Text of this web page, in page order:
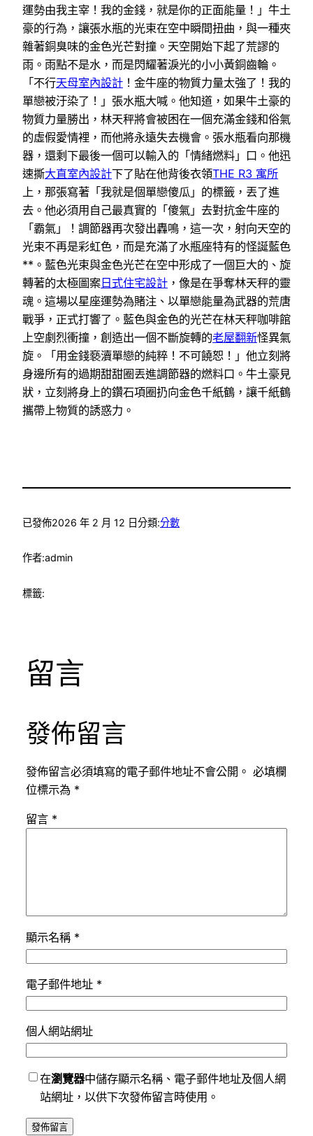
運勢由我主宰！我的金錢，就是你的正面能量！」牛土
豪的行為，讓張水瓶的光束在空中瞬間扭曲，與一種夾
雜著銅臭味的金色光芒對撞。天空開始下起了荒謬的
雨。雨點不是水，而是閃耀著淚光的小小黃銅齒輪。
「不行天母室內設計 ！金牛座的物質力量太強了！我的
單戀被汙染了！」張水瓶大喊。他知道，如果牛土豪的
物質力量勝出，林天秤將會被困在一個充滿金錢和俗氣
的虛假愛情裡，而他將永遠失去機會。張水瓶看向那機
器，還剩下最後一個可以輸入的「情緒燃料」口。他迅
速撕大直室內設計下了貼在他背後衣領THE R3 寓所
上，那張寫著「我就是個單戀傻瓜」的標籤，丟了進
去。他必須用自己最真實的「傻氣」去對抗金牛座的
「霸氣」！調節器再次發出轟鳴，這一次，射向天空的
光束不再是彩虹色，而是充滿了水瓶座特有的怪誕藍色
**。藍色光束與金色光芒在空中形成了一個巨大的、旋
轉著的太極圖案 日式住宅設計 ，像是在爭奪林天秤的靈
魂。這場以星座運勢為賭注、以單戀能量為武器的荒唐
戰爭，正式打響了。藍色與金色的光芒在林天秤咖啡館
上空劇烈衝撞，創造出一個不斷旋轉的老屋翻新怪異氣
旋。「用金錢褻瀆單戀的純粹！不可饒恕！」他立刻將
身邊所有的過期甜甜圈丟進調節器的燃料口。牛土豪見
狀，立刻將身上的鑽石項圈扔向金色千紙鶴，讓千紙鶴
攜帶上物質的誘惑力。
已發佈2026 年 2 月 12 日分類:分數
作者:admin
標籤:
留言
發佈留言
發佈留言必須填寫的電子郵件地址不會公開。 必填欄
位標示為 *
留言 *
顯示名稱 *
電子郵件地址 *
個人網站網址
在瀏覽器中儲存顯示名稱、電子郵件地址及個人網
站網址，以供下次發佈留言時使用。